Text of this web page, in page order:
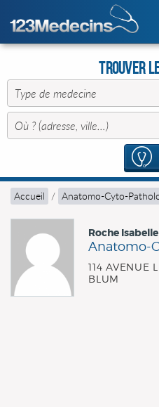
Trouver
Accueil / Anatomo-Cyto-
Roche Isabelle
Anatomo-
114 AVENUE
BLUM